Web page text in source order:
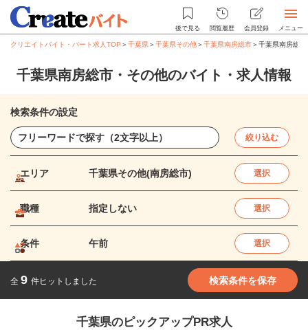
後で見る 閲覧履歴 会員登録 メニュー
クリエイトバイト・パート求人TOP ＞千葉県＞千葉県その他＞千葉県南房総市＞千葉県南房総
千葉県南房総市・その他のバイト・求人情報
検索条件の設定
絞り込む
エリア 千葉県その他(南房総市) 選択
職種 指定しない 選択
条件 午前 選択
全 9 件ヒットしました 検索条件を保存
千葉県のピックアップPR求人